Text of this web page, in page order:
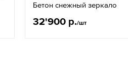
Бетон снежный зеркало
32'900 р./шт